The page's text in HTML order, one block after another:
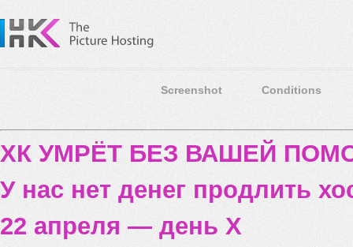
Screenshot Conditions
ХК УМРЁТ БЕЗ ВАШЕЙ
У нас нет денег продлить
22 апреля — день X